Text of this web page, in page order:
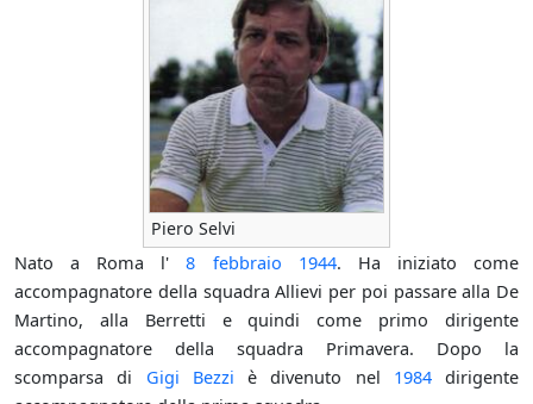
Piero Selvi
Nato a Roma l'8 febbraio 1944. Ha iniziato come
accompagnatore della squadra Allievi per poi passare alla De
Martino, alla Berretti e quindi come primo dirigente
accompagnatore della squadra Primavera. Dopo la
scomparsa di Gigi Bezzi è divenuto nel 1984dirigente